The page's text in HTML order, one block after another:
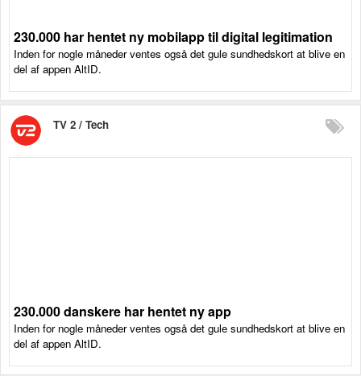
230.000 har hentet ny mobilapp til digital legitimation
Inden for nogle måneder ventes også det gule sundhedskort at blive en
del af appen AltID.
TV 2 / Tech
230.000 danskere har hentet ny app
Inden for nogle måneder ventes også det gule sundhedskort at blive en
del af appen AltID.